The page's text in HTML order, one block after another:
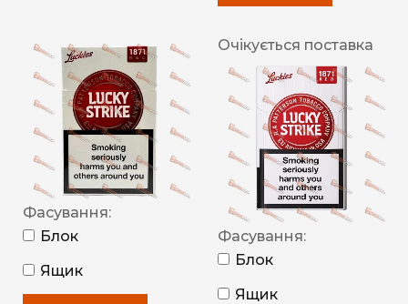
Фасування:
Блок
Ящик
Очікується поставка
Фасування:
Блок
Ящик